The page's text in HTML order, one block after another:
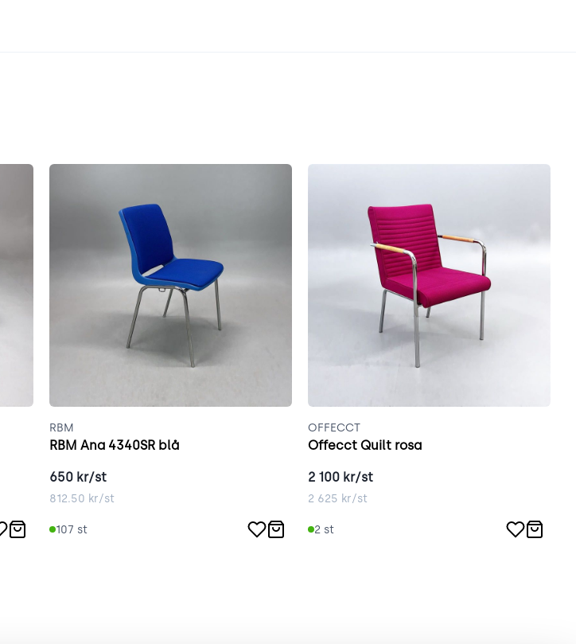
RBM
RBM Ana 4340SR blå
650 kr/st
812.50 kr/st
107 st
OFFECCT
Offecct Quilt rosa
2 100 kr/st
2 625 kr/st
2 st